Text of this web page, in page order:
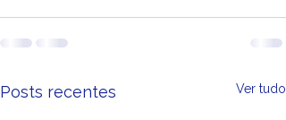
Posts recentes Ver tudo